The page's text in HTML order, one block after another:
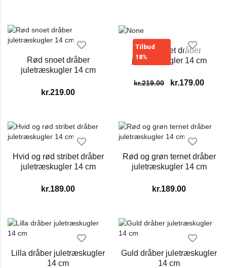
Rød snoet dråber
juletræskugler 14 cm
kr.219.00
Tilbud
18%
Hvid snoet dråber
juletræskugler 14 cm
kr.219.00 kr.179.00
Hvid og rød stribet dråber
juletræskugler 14 cm
kr.189.00
Rød og grøn ternet dråber
juletræskugler 14 cm
kr.189.00
Lilla dråber juletræskugler
14 cm
Guld dråber juletræskugler
14 cm